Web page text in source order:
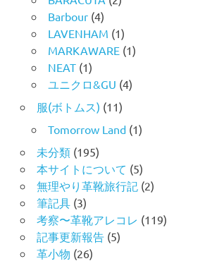
Barbour(4)
LAVENHAM (1)
MARKAWARE(1)
NEAT(1)
ユニクロ&GU (4)
服(ボトムス) (11)
Tomorrow Land(1)
未分類(195)
本サイトについて (5)
無理やり革靴旅行記 (2)
筆記具(3)
考察〜革靴アレコレ (119)
記事更新報告(5)
革小物 (26)